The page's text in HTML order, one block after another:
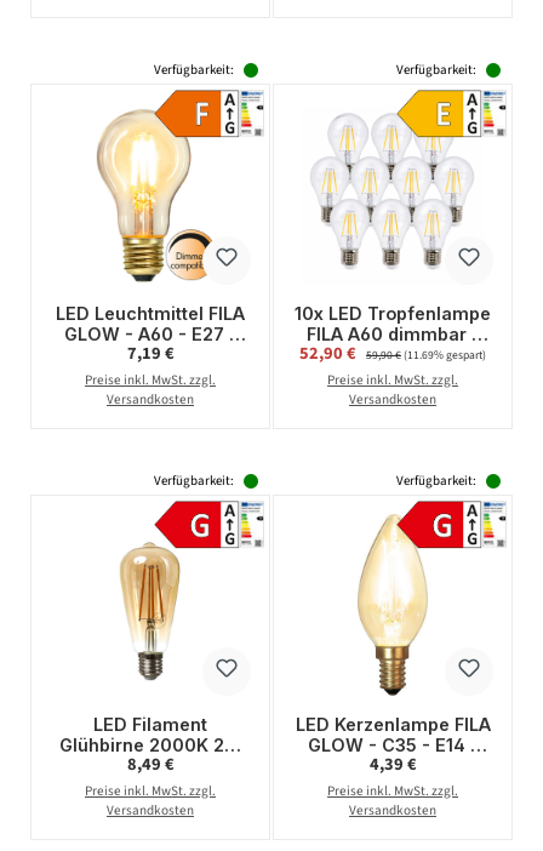
Verfügbarkeit:
LED Leuchtmittel FILA
GLOW - A60 - E27 -
4W - warmweiss
2100K - 400lm -
dimmbar
Regulärer Preis:
7,19 €
Preise inkl. MwSt. zzgl.
Versandkosten
Verfügbarkeit:
10x LED Tropfenlampe
FILA A60 dimmbar -
E27 - 4W - warmweiss
2700K - 470lm - klar
Verkaufspreis:
52,90 € Regulärer Preis:
59,90 €(11.69% gespart)
Preise inkl. MwSt. zzgl.
Versandkosten
Verfügbarkeit:
LED Filament
Glühbirne 2000K 2W
E27 220 Lumen
14x6cm
Regulärer Preis:
8,49 €
Preise inkl. MwSt. zzgl.
Versandkosten
Verfügbarkeit:
LED Kerzenlampe FILA
GLOW - C35 - E14 -
1,5W - warmweiss
2100K - 120lm - klar
Regulärer Preis:
4,39 €
Preise inkl. MwSt. zzgl.
Versandkosten